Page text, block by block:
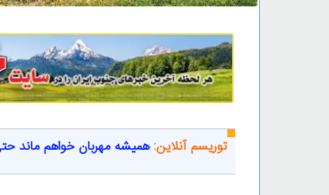
توریسم آنلاین:همیشه مهربان خواهم ماند